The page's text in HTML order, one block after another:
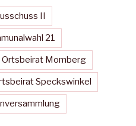
II
21
Ortsbeirat Momberg
Speckswinkel